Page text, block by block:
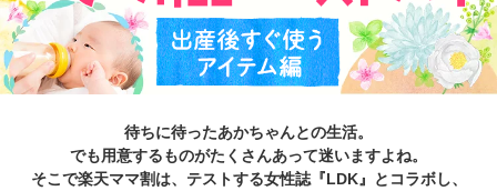
待ちに待ったあかちゃんとの生活。
でも用意するものがたくさんあって迷いますよね。
そこで楽天ママ割は、テストする女性誌『LDK』とコラボし、